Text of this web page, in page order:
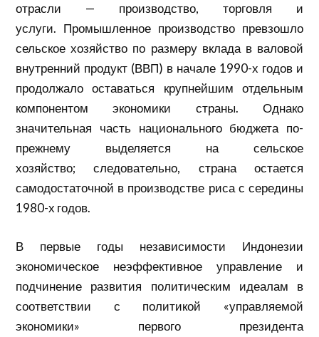
отрасли — производство, торговля и
услуги. Промышленное производство превзошло
сельское хозяйство по размеру вклада в валовой
внутренний продукт (ВВП) в начале 1990-х годов и
продолжало оставаться крупнейшим отдельным
компонентом экономики страны. Однако
значительная часть национального бюджета по-
прежнему выделяется на сельское
хозяйство; следовательно, страна остается
самодостаточной в производстве риса с середины
1980-х годов.
В первые годы независимости Индонезии
экономическое неэффективное управление и
подчинение развития политическим идеалам в
соответствии с политикой «управляемой
экономики» первого президента